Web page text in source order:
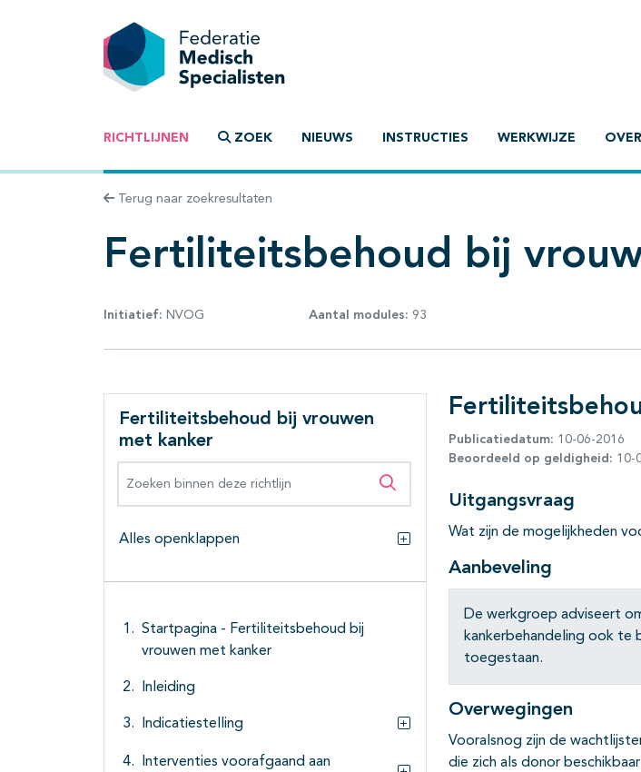
RICHTLIJNEN ZOEK NIEUWS INSTRUCTIES WERKWIJZE OVER
Terug naar zoekresultaten
Fertiliteitsbehoud bij
Initiatief: NVOG Aantal modules: 93
Fertiliteitsbehoud bij vrouwen
met kanker
Zoeken binnen deze richtlijn
Alles openklappen
Alles openklappen
Startpagina - Fertiliteitsbehoud bij
vrouwen met kanker
Inleiding
Indicatiestelling
Subpagina's open- en
Interventies voorafgaand aan
Publicatiedatum: 10-06-2016
Beoordeeld op geldigheid: 10-
Uitgangsvraag
Wat zijn de mogelijkheden
Aanbeveling
De werkgroep adviseert
kankerbehandeling ook te
toegestaan.
Overwegingen
Vooralsnog zijn de
die zich als donor